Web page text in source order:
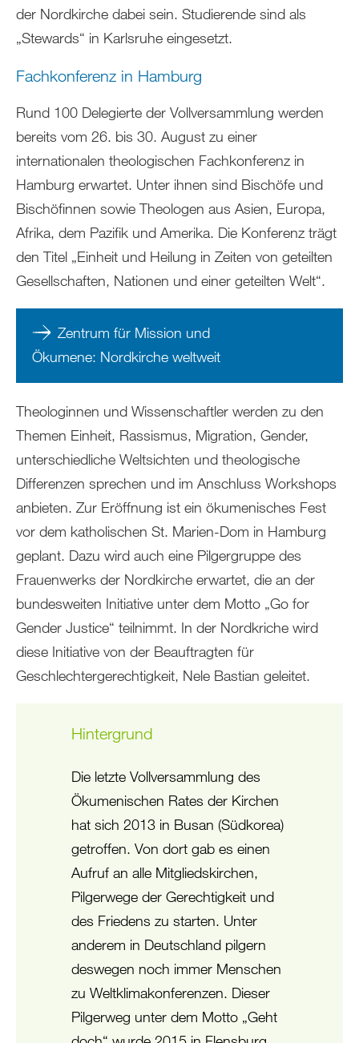
der Nordkirche dabei sein. Studierende sind als
„Stewards“ in Karlsruhe eingesetzt.
Fachkonferenz in Hamburg
Rund 100 Delegierte der Vollversammlung werden
bereits vom 26. bis 30. August zu einer
internationalen theologischen Fachkonferenz in
Hamburg erwartet. Unter ihnen sind Bischöfe und
Bischöfinnen sowie Theologen aus Asien, Europa,
Afrika, dem Pazifik und Amerika. Die Konferenz trägt
den Titel „Einheit und Heilung in Zeiten von geteilten
Gesellschaften, Nationen und einer geteilten Welt“.
Zentrum für Mission und
Ökumene: Nordkirche weltweit
Theologinnen und Wissenschaftler werden zu den
Themen Einheit, Rassismus, Migration, Gender,
unterschiedliche Weltsichten und theologische
Differenzen sprechen und im Anschluss Workshops
anbieten. Zur Eröffnung ist ein ökumenisches Fest
vor dem katholischen St. Marien-Dom in Hamburg
geplant. Dazu wird auch eine Pilgergruppe des
Frauenwerks der Nordkirche erwartet, die an der
bundesweiten Initiative unter dem Motto „Go for
Gender Justice“ teilnimmt. In der Nordkriche wird
diese Initiative von der Beauftragten für
Geschlechtergerechtigkeit, Nele Bastian geleitet.
Hintergrund
Die letzte Vollversammlung des
Ökumenischen Rates der Kirchen
hat sich 2013 in Busan (Südkorea)
getroffen. Von dort gab es einen
Aufruf an alle Mitgliedskirchen,
Pilgerwege der Gerechtigkeit und
des Friedens zu starten. Unter
anderem in Deutschland pilgern
deswegen noch immer Menschen
zu Weltklimakonferenzen. Dieser
Pilgerweg unter dem Motto „Geht